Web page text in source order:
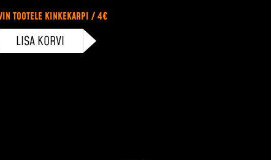
LISA KORVI
TOOTELE KINKEKARPI / 4€